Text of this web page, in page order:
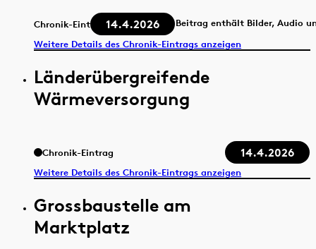
Chronik-Eintrag 14.4.2026
Beitrag enthält Bilder, Audio
Weitere Details des Chronik-Eintrags anzeigen
Länderübergreifende
Wärmeversorgung
Chronik-Eintrag 14.4.2026
Weitere Details des Chronik-Eintrags anzeigen
Grossbaustelle am
Marktplatz